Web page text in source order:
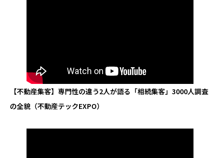
【不動産集客】専門性の違う2人が語る「相続集客」3000人調査
の全貌（不動産テックEXPO）